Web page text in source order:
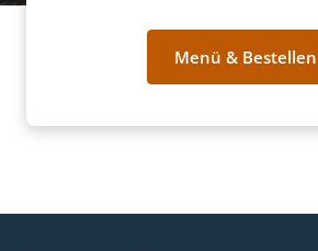
Menü & Bestellen